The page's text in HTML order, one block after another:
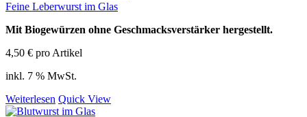
Feine Leberwurst im Glas
Mit Biogewürzen ohne Geschmacksverstärker hergestellt.
4,50 € pro Artikel
inkl. 7 % MwSt.
Weiterlesen Quick View